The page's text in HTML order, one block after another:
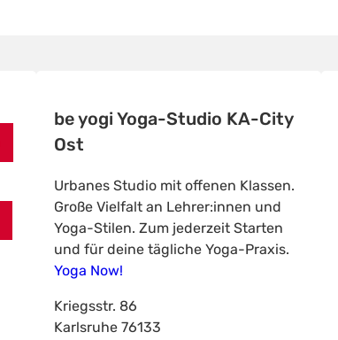
be yogi Yoga-Studio KA-City
Ost
Urbanes Studio mit offenen Klassen.
Große Vielfalt an Lehrer:innen und
Yoga-Stilen. Zum jederzeit Starten
und für deine tägliche Yoga-Praxis.
Yoga Now!
Kriegsstr. 86
Karlsruhe 76133